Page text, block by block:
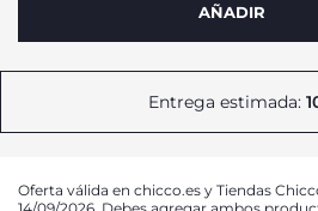
AÑADIR
Entrega estimada:
Oferta válida en chicco.es y Tiendas